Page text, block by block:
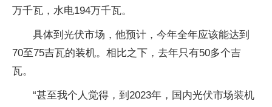
万千瓦，水电194万千瓦。
具体到光伏市场，他预计，今年全年应该能达到
70至75吉瓦的装机。相比之下，去年只有50多个吉
瓦。
“甚至我个人觉得，到2023年，国内光伏市场装机